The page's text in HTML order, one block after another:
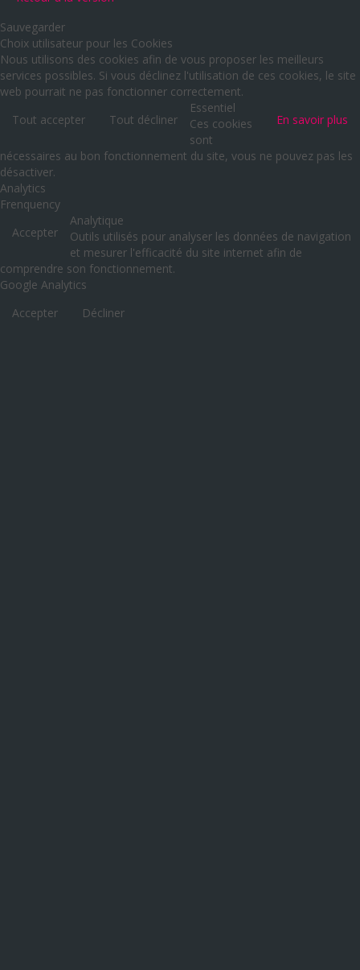
Sauvegarder
Choix utilisateur pour les Cookies
Nous utilisons des cookies afin de vous proposer les meilleurs
services possibles. Si vous déclinez l'utilisation de ces cookies, le site
web pourrait ne pas fonctionner correctement.
Tout accepter
Tout décliner En savoir plus
Essentiel
Ces cookies
sont
nécessaires au bon fonctionnement du site, vous ne pouvez pas les
désactiver.
Analytics
Frenquency
Accepter
Analytique
Outils utilisés pour analyser les données de navigation
et mesurer l'efficacité du site internet afin de
comprendre son fonctionnement.
Google Analytics
Accepter
Décliner